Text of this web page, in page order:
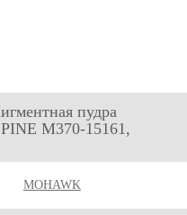
пудра
M370-15161,
MOHAWK